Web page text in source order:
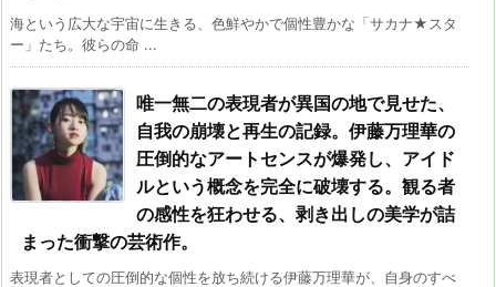
海という広大な宇宙に生きる、色鮮やかで個性豊かな「サカナ★スタ
ー」たち。彼らの命 ...
唯一無二の表現者が異国の地で見せた、
自我の崩壊と再生の記録。伊藤万理華の
圧倒的なアートセンスが爆発し、アイド
ルという概念を完全に破壊する。観る者
の感性を狂わせる、剥き出しの美学が詰
まった衝撃の芸術作。
表現者としての圧倒的な個性を放ち続ける伊藤万理華が、自身のすべ